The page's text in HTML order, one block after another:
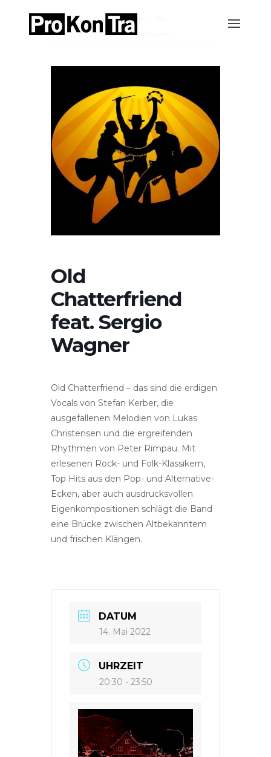
Home Events-Archiv
Chatterfriend feat. Sergio Wagner
Old
Chatterfriend
feat. Sergio
Wagner
Old Chatterfriend – das sind die erdigen
Vocals von Stefan Kerber, die
ausgefallenen Melodien von Lukas
Christensen und die ergreifenden
Rhythmen von Peter Rimpau. Mit
erlesenen Rock- und Folk-Klassikern,
Top Hits aus den Pop- und Alternative-
Ecken, aber auch ausdrucksvollen
Eigenkompositionen schlägt die Band
eine Brücke zwischen Altbekanntem
und frischen Klängen.
DATUM
14. Mai 2022
UHRZEIT
20:30 - 23:50